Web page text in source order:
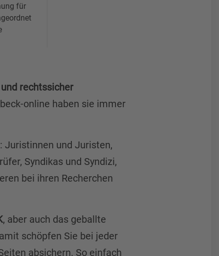
für
rechtssicher
online haben sie immer
und Juristen,
Syndikas und Syndizi,
bei ihren Recherchen
, aber auch das geballte
schöpfen Sie bei jeder
absichern. So einfach